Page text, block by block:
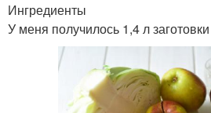
Ингредиенты
У меня получилось 1,4 л заготовки